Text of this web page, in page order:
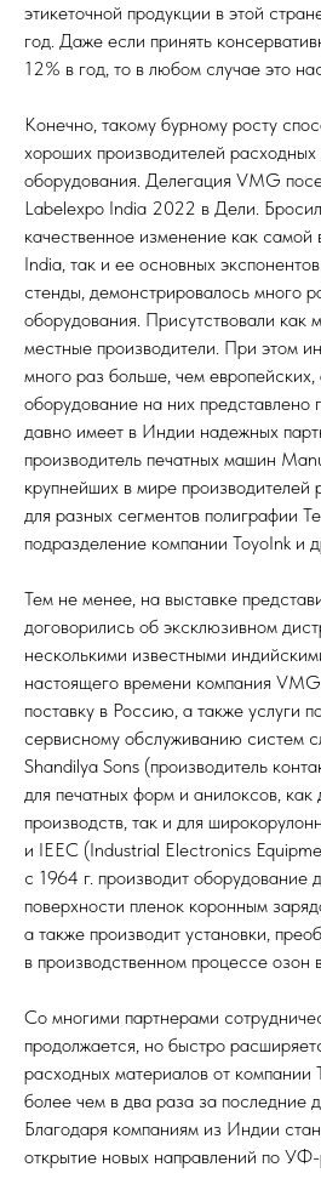
этикеточной продукции в этой
год. Даже если принять
12% в год, то в любом случае это
Конечно, такому бурному росту
хороших производителей
оборудования. Делегация VMG
Labelexpo India 2022 в Дели.
качественное изменение как самой
India, так и ее основных
стенды, демонстрировалось много
оборудования. Присутствовали как
местные производители. При этом
много раз больше, чем
оборудование на них представлено
давно имеет в Индии надежных
производитель печатных машин
крупнейших в мире производителей
для разных сегментов полиграфии
подразделение компании ToyoInk и
Тем не менее, на выставке
договорились об эксклюзивном
несколькими известными
настоящего времени компания
поставку в Россию, а также услуги
сервисному обслуживанию систем
Shandilya Sons (производитель
для печатных форм и анилоксов, как
производств, так и для
и IEEC (Industrial Electronics
с 1964 г. производит оборудование
поверхности пленок коронным
а также производит установки,
в производственном процессе озон
Со многими партнерами
продолжается, но быстро
расходных материалов от компании
более чем в два раза за последние
Благодаря компаниям из Индии
открытие новых направлений по